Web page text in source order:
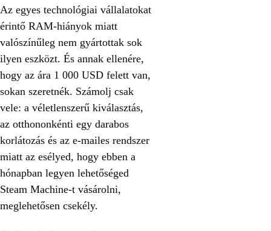
Az egyes technológiai vállalatokat
érintő RAM-hiányok miatt
valószínűleg nem gyártottak sok
ilyen eszközt. És annak ellenére,
hogy az ára 1 000 USD felett van,
sokan szeretnék. Számolj csak
vele: a véletlenszerű kiválasztás,
az otthononkénti egy darabos
korlátozás és az e-mailes rendszer
miatt az esélyed, hogy ebben a
hónapban legyen lehetőséged
Steam Machine-t vásárolni,
meglehetősen csekély.